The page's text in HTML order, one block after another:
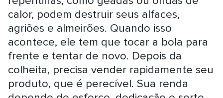
calor, podem destruir seus alfaces,
agriões e almeirões. Quando isso
acontece, ele tem que tocar a bola para
frente e tentar de novo. Depois da
colheita, precisa vender rapidamente seu
produto, que é perecível. Sua renda